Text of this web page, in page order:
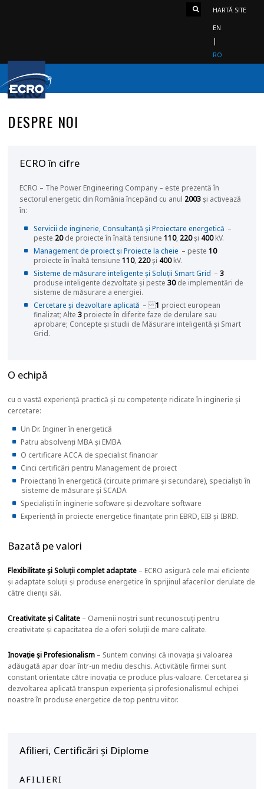
HARTĂ SITE
EN
RO
DESPRE NOI
ECRO în cifre
ECRO – The Power Engineering Company – este prezentă în
sectorul energetic din România începând cu anul 2003și activează
în:
Servicii de inginerie, Consultanță și Proiectare energetică –
peste 20de proiecte în înaltă tensiune110, 220și 400kV.
Management de proiect și Proiecte la cheie – peste10
proiecte în înaltă tensiune110, 220și 400kV.
Sisteme de măsurare inteligente și Soluții Smart Grid –3
produse inteligente dezvoltate și peste30de implementări de
sisteme de măsurare a energiei.
Cercetare și dezvoltare aplicată –1 proiect european
finalizat; Alte3 proiecte în diferite faze de derulare sau
aprobare; Concepte și studii de Măsurare inteligentă și Smart
Grid.
O echipă
cu o vastă experiență practică și cu competențe ridicate în inginerie și
cercetare:
Un Dr. Inginer în energetică
Patru absolvenți MBA și EMBA
O certificare ACCA de specialist financiar
Cinci certificări pentru Management de proiect
Proiectanți în energetică (circuite primare și secundare), specialiști în
sisteme de măsurare și SCADA
Specialiști în inginerie software și dezvoltare software
Experiență în proiecte energetice finanțate prin EBRD, EIB și IBRD.
Bazată pe valori
Flexibilitate și Soluții complet adaptate – ECRO asigură cele mai eficiente
și adaptate soluții și produse energetice în sprijinul afacerilor derulate de
către clienții săi.
Creativitate și Calitate – Oamenii noștri sunt recunoscuți pentru
creativitate și capacitatea de a oferi soluții de mare calitate.
Inovație și Profesionalism – Suntem convinși că inovația și valoarea
adăugată apar doar într-un mediu deschis. Activitățile firmei sunt
constant orientate către inovația ce produce plus-valoare. Cercetarea și
dezvoltarea aplicată transpun experiența și profesionalismul echipei
noastre în produse energetice de top pentru viitor.
Afilieri, Certificări și Diplome
AFILIERI